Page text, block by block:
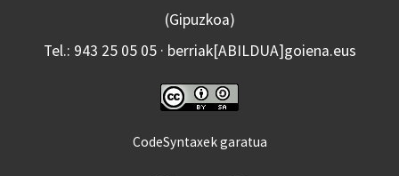
(Gipuzkoa)
Tel.: 943 25 05 05 · berriak[ABILDUA]goiena.eus
CodeSyntaxek garatua